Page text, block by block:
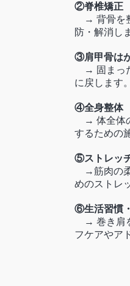
②脊椎矯正
→ 背骨を
防・解消し
③肩甲骨は
→ 固まっ
に戻します。
④全身整体
→ 体全体
するための
⑤ストレッ
→筋肉の柔
めのストレ
⑥生活習慣
→ 巻き肩
フケアやア